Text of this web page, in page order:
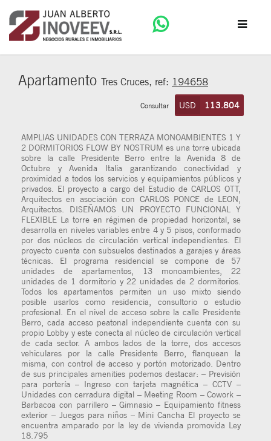
Apartamento Tres Cruces, ref: 194658
Consultar USD 113.804
AMPLIAS UNIDADES CON TERRAZA MONOAMBIENTES 1 Y
2 DORMITORIOS FLOW BY NOSTRUM es una torre ubicada
sobre la calle Presidente Berro entre la Avenida 8 de
Octubre y Avenida Italia garantizando conectividad y
proximidad a todos los servicios y equipamientos públicos y
privados. El proyecto a cargo del Estudio de CARLOS OTT,
Arquitectos en asociación con CARLOS PONCE de LEON,
Arquitectos. DISEÑAMOS UN PROYECTO FUNCIONAL Y
FLEXIBLE La torre en régimen de propiedad horizontal, se
desarrolla en niveles variables entre 4 y 5 pisos, conformado
por dos núcleos de circulación vertical independientes. El
proyecto cuenta con subsuelos destinados a garajes y áreas
técnicas. El programa residencial se compone de 57
unidades de apartamentos, 13 monoambientes, 22
unidades de 1 dormitorio y 22 unidades de 2 dormitorios.
Todos los apartamentos permiten un uso mixto siendo
posible usarlos como residencia, consultorio o estudio
profesional. En el nivel de acceso sobre la calle Presidente
Berro, cada acceso peatonal independiente cuenta con su
propio Lobby y este conecta al núcleo de circulación vertical
de cada sector. A ambos lados de la torre, dos accesos
vehiculares por la calle Presidente Berro, flanquean la
misma, con control de acceso y portón motorizado. Dentro
de sus principales amenities podemos destacar: – Previsión
para portería – Ingreso con tarjeta magnética – CCTV –
Unidades con cerradura digital – Meeting Room – Cowork –
Barbacoa con parrillero – Gimnasio – Equipamiento fitness
exterior – Juegos para niños – Mini Cancha El proyecto se
encuentra amparado por la ley de vivienda promovida Ley
18.795